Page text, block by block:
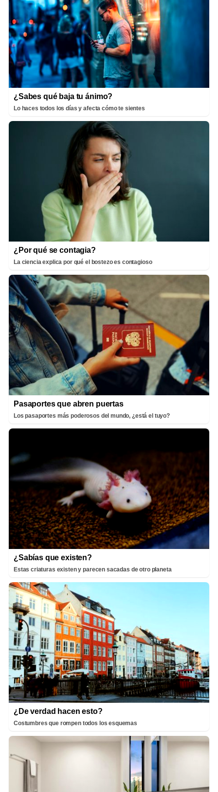
¿Sabes qué baja tu ánimo?
Lo haces todos los días y afecta cómo te sientes
¿Por qué se contagia?
La ciencia explica por qué el bostezo es contagioso
Pasaportes que abren puertas
Los pasaportes más poderosos del mundo, ¿está el tuyo?
¿Sabías que existen?
Estas criaturas existen y parecen sacadas de otro planeta
¿De verdad hacen esto?
Costumbres que rompen todos los esquemas